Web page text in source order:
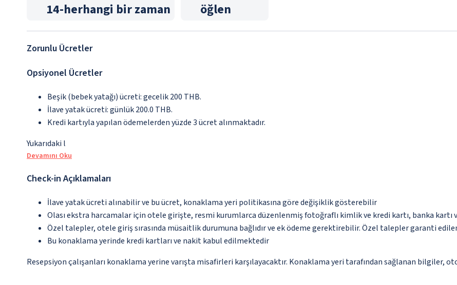
14-herhangi bir zaman öğlen
Zorunlu Ücretler
Opsiyonel Ücretler
Beşik (bebek yatağı) ücreti: gecelik 200 THB.
İlave yatak ücreti: günlük 200.0 THB.
Kredi kartıyla yapılan ödemelerden yüzde 3 ücret alınmaktadır.
Yukarıdaki l
Devamını Oku
Check-in Açıklamaları
İlave yatak ücreti alınabilir ve bu ücret, konaklama yeri politikasına göre değişiklik gösterebilir
Olası ekstra harcamalar için otele girişte, resmi kurumlarca düzenlenmiş fotoğraflı kimlik ve kredi kartı, banka
Özel talepler, otele giriş sırasında müsaitlik durumuna bağlıdır ve ek ödeme gerektirebilir. Özel talepler garanti
Bu konaklama yerinde kredi kartları ve nakit kabul edilmektedir
Resepsiyon çalışanları konaklama yerine varışta misafirleri karşılayacaktır. Konaklama yeri tarafından sağlanan bilgiler,